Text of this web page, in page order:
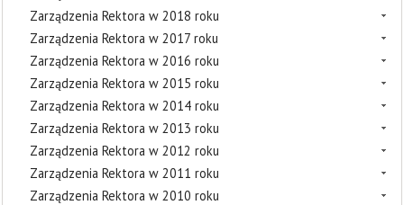
Zarządzenia Rektora w 2018 roku
Zarządzenia Rektora w 2017 roku
Zarządzenia Rektora w 2016 roku
Zarządzenia Rektora w 2015 roku
Zarządzenia Rektora w 2014 roku
Zarządzenia Rektora w 2013 roku
Zarządzenia Rektora w 2012 roku
Zarządzenia Rektora w 2011 roku
Zarządzenia Rektora w 2010 roku